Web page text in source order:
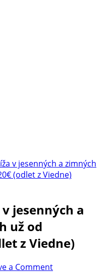
v jesenných a zimných
(odlet z Viedne)
jesenných a
už od
z Viedne)
a Commenton